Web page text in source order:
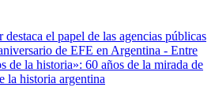
el papel de las agencias públicas
de EFE en Argentina - Entre
de la historia»: 60 años de la mirada de
la historia argentina